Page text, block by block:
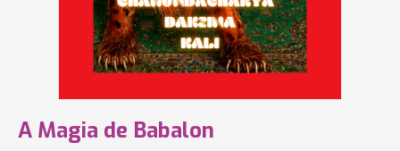
A Magia de Babalon